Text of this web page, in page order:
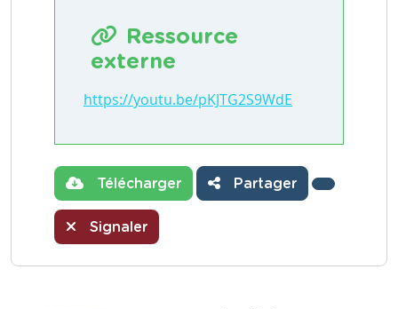
Ressource
externe
https://youtu.be/pKJTG2S9WdE
Télécharger Partager
Signaler